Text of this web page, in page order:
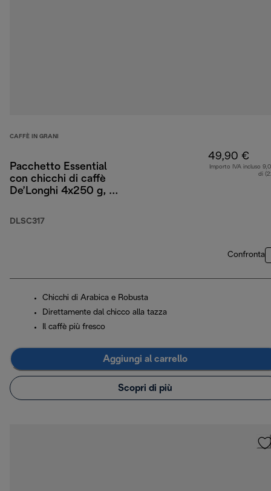
CAFFÈ IN GRANI
Pacchetto Essential
con chicchi di caffè
De’Longhi 4x250 g, 2
cappuccino e filtro per
DLSC317
49,90 €
Importo IVA incluso
di
Confronta
Chicchi di Arabica e Robusta
Direttamente dal chicco alla tazza
Il caffè più fresco
Aggiungi al carrello
Scopri di più